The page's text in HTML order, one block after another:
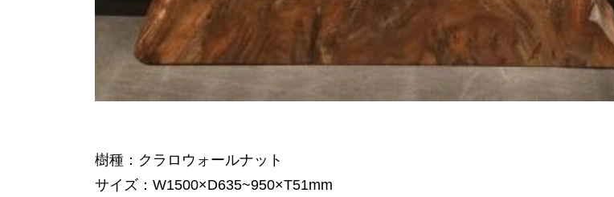
樹種：クラロウォールナット
サイズ：W1500×D635~950×T51mm